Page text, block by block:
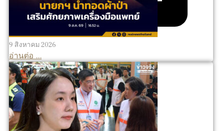
9 สิงหาคม 2026
อ่านต่อ ...